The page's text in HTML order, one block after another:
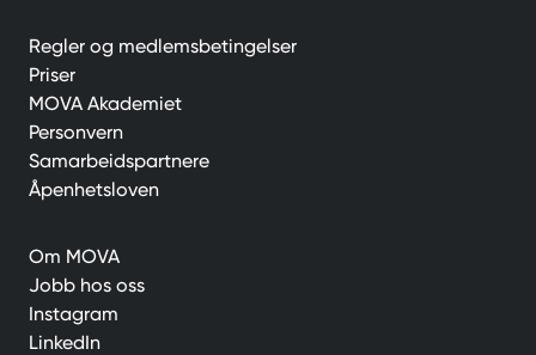
Regler og medlemsbetingelser
Priser
MOVA Akademiet
Personvern
Samarbeidspartnere
Åpenhetsloven
Om MOVA
Jobb hos oss
Instagram
LinkedIn